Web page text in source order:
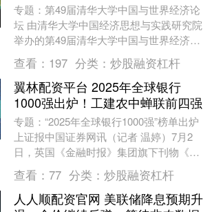
专题：第49届清华大学中国与世界经济论
坛 由清华大学中国经济思想与实践研究院
举办的第49届清华大学中国与世界经济论
坛于7月2日在线上播出。 清华大学
ACCEPT....
查看： 197 分类： 炒股融资杠杆
翼林配资平台 2025年全球银行
1000强出炉！工建农中蝉联前四强
专题：“2025年全球银行1000强”榜单出炉
上证报中国证券网讯（记者 温婷）7月2
日，英国《金融时报》集团旗下刊物《银
行家》（The Banker）杂志公布....
查看： 77 分类： 炒股融资杠杆
人人顺配资官网 美联储降息预期升